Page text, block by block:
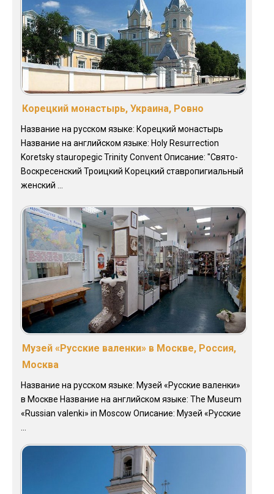
Корецкий монастырь, Украина, Ровно
Название на русском языке: Корецкий монастырь
Название на английском языке: Holy Resurrection
Koretsky stauropegic Trinity Convent Описание: "Свято-
Воскресенский Троицкий Корецкий ставропигиальный
женский ...
Музей «Русские валенки» в Москве, Россия,
Москва
Название на русском языке: Музей «Русские валенки»
в Москве Название на английском языке: The Museum
«Russian valenki» in Moscow Описание: Музей «Русские